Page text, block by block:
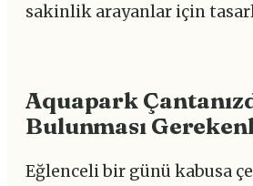
sakinlik arayanlar için
Aquapark
Bulunması
Eğlenceli bir günü kabusa